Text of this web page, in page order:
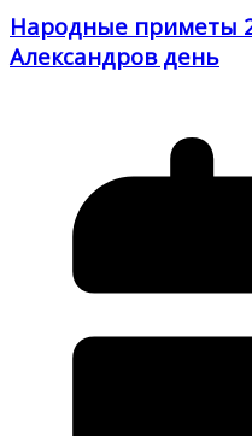
Народные приметы
Александров день